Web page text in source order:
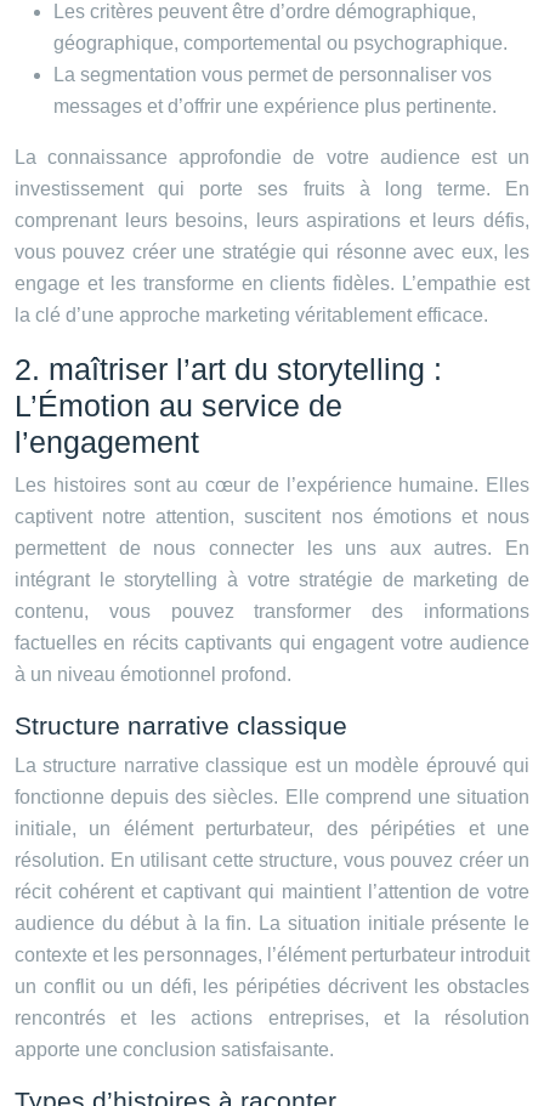
Les critères peuvent être d’ordre démographique,
géographique, comportemental ou psychographique.
La segmentation vous permet de personnaliser vos
messages et d’offrir une expérience plus pertinente.
La connaissance approfondie de votre audience est un
investissement qui porte ses fruits à long terme. En
comprenant leurs besoins, leurs aspirations et leurs défis,
vous pouvez créer une stratégie qui résonne avec eux, les
engage et les transforme en clients fidèles. L’empathie est
la clé d’une approche marketing véritablement efficace.
2. maîtriser l’art du storytelling :
L’Émotion au service de
l’engagement
Les histoires sont au cœur de l’expérience humaine. Elles
captivent notre attention, suscitent nos émotions et nous
permettent de nous connecter les uns aux autres. En
intégrant le storytelling à votre stratégie de marketing de
contenu, vous pouvez transformer des informations
factuelles en récits captivants qui engagent votre audience
à un niveau émotionnel profond.
Structure narrative classique
La structure narrative classique est un modèle éprouvé qui
fonctionne depuis des siècles. Elle comprend une situation
initiale, un élément perturbateur, des péripéties et une
résolution. En utilisant cette structure, vous pouvez créer un
récit cohérent et captivant qui maintient l’attention de votre
audience du début à la fin. La situation initiale présente le
contexte et les personnages, l’élément perturbateur introduit
un conflit ou un défi, les péripéties décrivent les obstacles
rencontrés et les actions entreprises, et la résolution
apporte une conclusion satisfaisante.